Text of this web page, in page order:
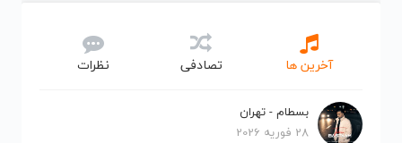
آخرین ها تصادفی نظرات
بسطام - تهران
28 فوریه 2026